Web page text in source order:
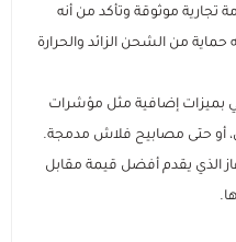
تجارية موثوقة وتأكد من أنه
من الشحن الزائد والحرارة
بميزات إضافية مثل مؤشرات
الذي يقدم أفضل قيمة مقابل